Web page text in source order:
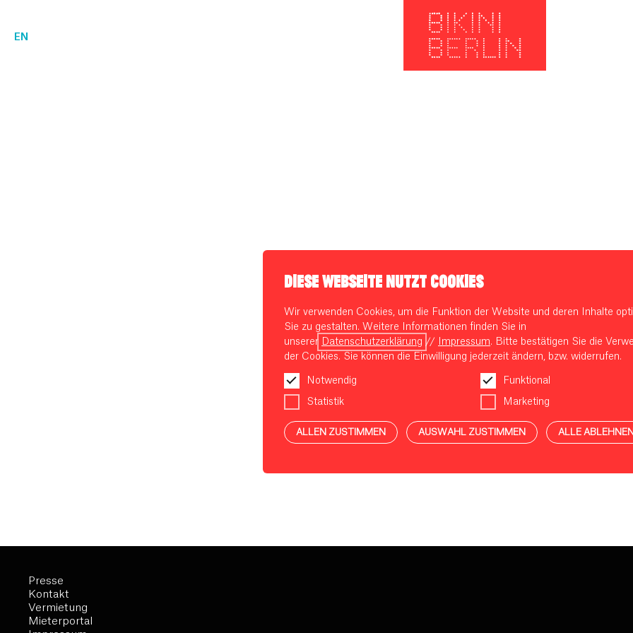
EN
DIESE WEBSEITE NUTZT COOKIES
Wir verwenden Cookies, um die Funktion der Website und deren Inhalte
Sie zu gestalten. Weitere Informationen finden Sie in
unserer Datenschutzerklärung // Impressum. Bitte bestätigen Sie die
der Cookies. Sie können die Einwilligung jederzeit ändern, bzw. widerrufen.
Notwendig Funktional
Statistik Marketing
ALLEN ZUSTIMMEN AUSWAHL ZUSTIMMEN ALLE ABLEHNEN
Presse
Kontakt
Vermietung
Mieterportal